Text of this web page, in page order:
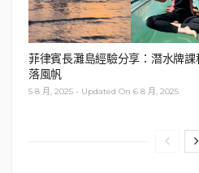
菲律賓長灘島經驗分享：潛水牌
落風帆
5 8 月, 2025 - Updated On 6 8 月, 2025